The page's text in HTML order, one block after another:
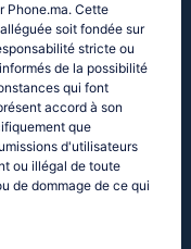
Phone.ma. Cette
soit fondée sur
stricte ou
de la possibilité
qui font
accord à son
que
d'utilisateurs
ou illégal de toute
de dommage de ce qui